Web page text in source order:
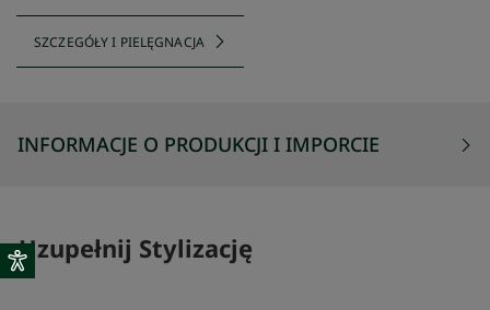
SZCZEGÓŁY I PIELĘGNACJA
INFORMACJE O PRODUKCJI I IMPORCIE
Uzupełnij Stylizację